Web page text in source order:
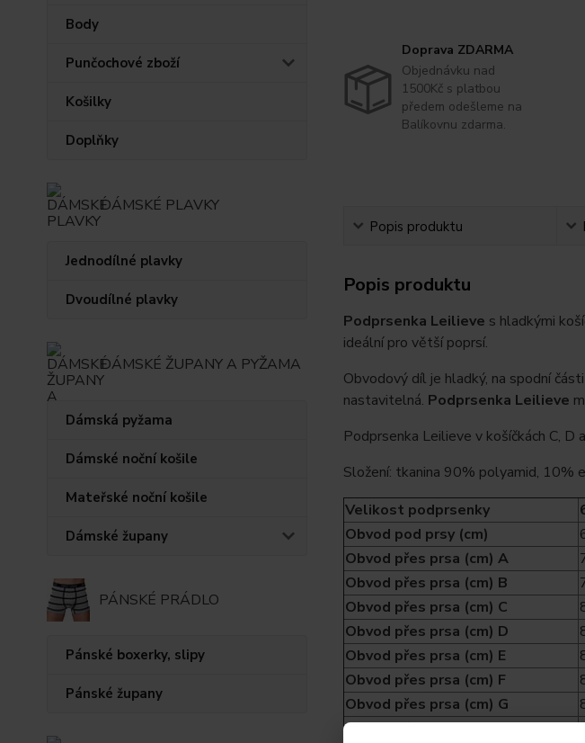
Body
Punčochové zboží
Košilky
Doplňky
DÁMSKÉ PLAVKY
Jednodílné plavky
Dvoudílné plavky
DÁMSKÉ ŽUPANY A PYŽAMA
Dámská pyžama
Dámské noční košile
Mateřské noční košile
Dámské župany
PÁNSKÉ PRÁDLO
Pánské boxerky, slipy
Pánské župany
Doprava ZDARMA
Objednávku nad
1500Kč s platbou
předem odešleme na
Balíkovnu zdarma.
Popis produktu
Popis produktu
Podprsenka Leilieve s hladkými
ideální pro větší poprsí.
Obvodový díl je hladký, na spodní
nastavitelná. Podprsenka Leilieve
Podprsenka Leilieve v košíčkách C, D
Složení: tkanina 90% polyamid, 10%
Velikost podprsenky
Obvod pod prsy (cm)
Obvod přes prsa (cm) A
Obvod přes prsa (cm) B
Obvod přes prsa (cm) C
Obvod přes prsa (cm) D
Obvod přes prsa (cm) E
Obvod přes prsa (cm) F
Obvod přes prsa (cm) G
Obvod přes prsa (cm) H